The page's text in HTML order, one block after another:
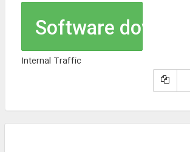
Software download
Internal Traffic